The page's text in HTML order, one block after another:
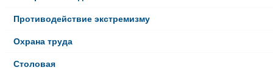
Противодействие экстремизму
Охрана труда
Столовая